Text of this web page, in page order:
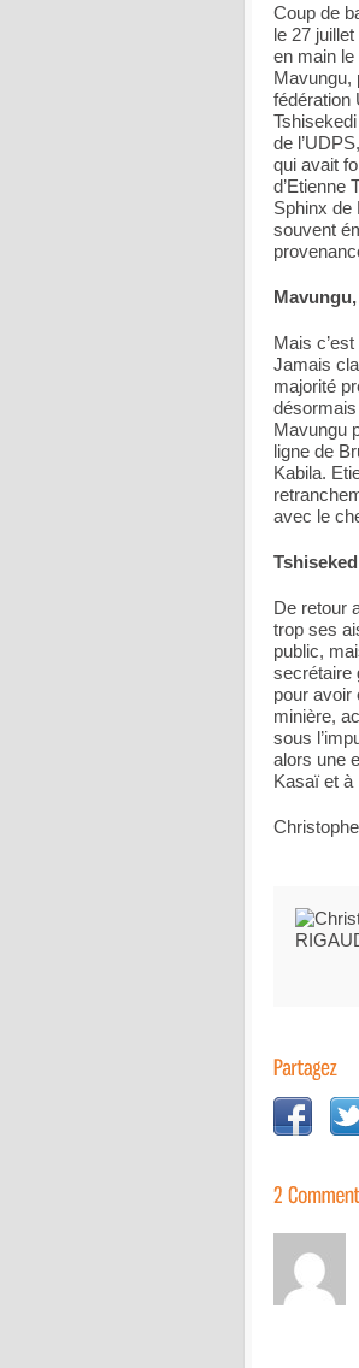
Coup de
le 27
en main le
Mavungu,
fédération
de
qui avait
d’Etienne
Sphinx de
souvent
Mavungu,
Mais
Jamais
majorité
désormais
Mavungu
ligne de
Kabila.
avec le
De retour
trop ses
public,
secrétaire
pour avoir
minière,
sous
alors une
Kasaï et à